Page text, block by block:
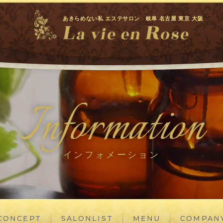
あきらめない私 エステサロン 岐阜 名古屋 東京 大阪
Information
インフォメーション
SALONLIST MENU